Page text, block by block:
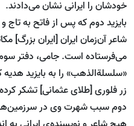
خودشان را ایرانی نشان می‌دادند.
بایزید دوم که پس از فاتح به
شاعر آن‌زمان ایران [ایران بزرگ]
می‌فرستاده است. جامی، دفتر
«سلسلةالذهب» را به بایزید هدیه
زر فلوری [طلای عثمانی] تشکر
دوم سبب شهرت وی در سرزمین‌های